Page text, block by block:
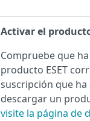
Activar el
Compruebe que
producto ESET
suscripción que
descargar un
visite la página de